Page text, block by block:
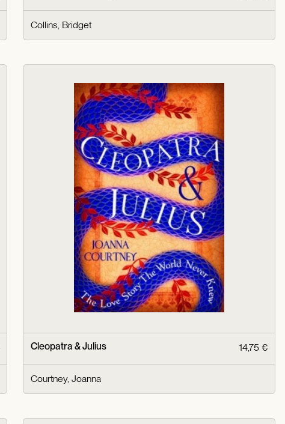
Collins, Bridget
Cleopatra & Julius 14,75 €
Courtney, Joanna